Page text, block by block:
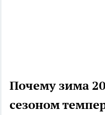
Почему зима
сезоном